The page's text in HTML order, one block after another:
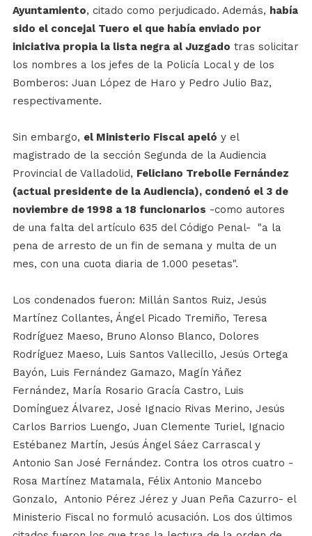
Ayuntamiento, citado como perjudicado. Además, había
sido el concejal Tuero el que había enviado por
iniciativa propia la lista negra al Juzgado tras solicitar
los nombres a los jefes de la Policía Local y de los
Bomberos: Juan López de Haro y Pedro Julio Baz,
respectivamente.
Sin embargo, el Ministerio Fiscal apeló y el
magistrado de la sección Segunda de la Audiencia
Provincial de Valladolid, Feliciano Trebolle Fernández
(actual presidente de la Audiencia), condenó el 3 de
noviembre de 1998 a 18 funcionarios -como autores
de una falta del artículo 635 del Código Penal- "a la
pena de arresto de un fin de semana y multa de un
mes, con una cuota diaria de 1.000 pesetas".
Los condenados fueron: Millán Santos Ruiz, Jesús
Martínez Collantes, Ángel Picado Tremiño, Teresa
Rodríguez Maeso, Bruno Alonso Blanco, Dolores
Rodríguez Maeso, Luis Santos Vallecillo, Jesús Ortega
Bayón, Luis Fernández Gamazo, Magín Yáñez
Fernández, María Rosario Gracía Castro, Luis
Domínguez Álvarez, José Ignacio Rivas Merino, Jesús
Carlos Barrios Luengo, Juan Clemente Turiel, Ignacio
Estébanez Martín, Jesús Ángel Sáez Carrascal y
Antonio San José Fernández. Contra los otros cuatro -
Rosa Martínez Matamala, Félix Antonio Mancebo
Gonzalo, Antonio Pérez Jérez y Juan Peña Cazurro- el
Ministerio Fiscal no formuló acusación. Los dos últimos